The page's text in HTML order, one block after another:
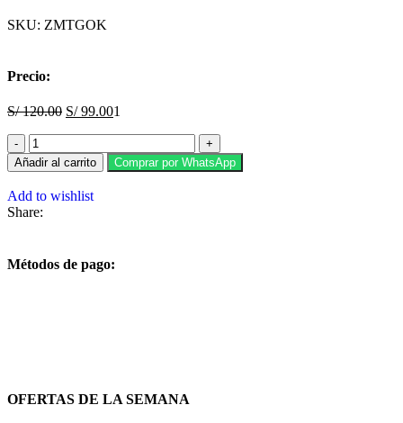
SKU: ZMTGOK
Precio:
S/120.00 S/99.001
Añadir al carrito Comprar por WhatsApp
Add to wishlist
Share:
Métodos de pago:
OFERTAS DE LA SEMANA